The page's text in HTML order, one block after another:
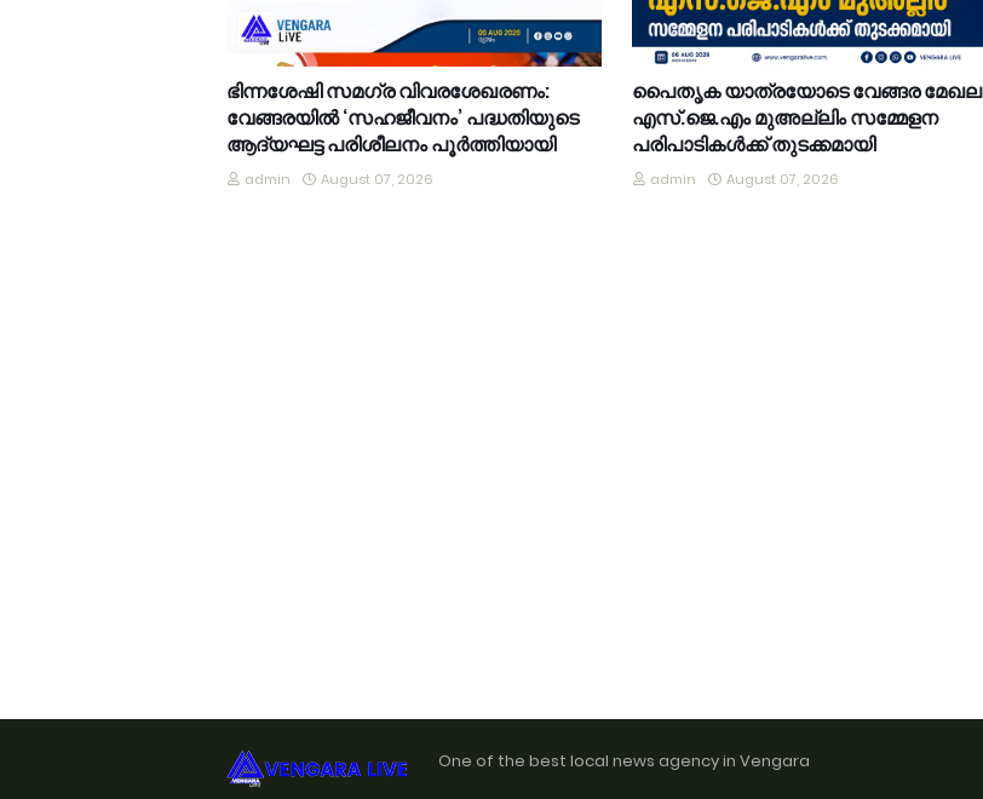
ഭിന്നശേഷി സമഗ്ര വിവരശേഖരണം:
വേങ്ങരയിൽ ‘സഹജീവനം’ പദ്ധതിയുടെ
ആദ്യഘട്ട പരിശീലനം പൂർത്തിയായി
admin August 07, 2026
പൈതൃക യാത്രയോടെ വേങ്ങര മേഖല
എസ്.ജെ.എം മുഅല്ലിം സമ്മേളന
പരിപാടികൾക്ക് തുടക്കമായി
admin August 07, 2026
One of the best local news agency in Vengara